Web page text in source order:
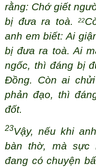
rằng: Chớ giết
bị đưa ra toà.22
anh em biết: Ai
bị đưa ra toà. Ai
ngốc, thì đáng bị
Đồng. Còn ai
phản đạo, thì
đốt.
23Vậy, nếu khi
bàn thờ, mà sực
đang có chuyện